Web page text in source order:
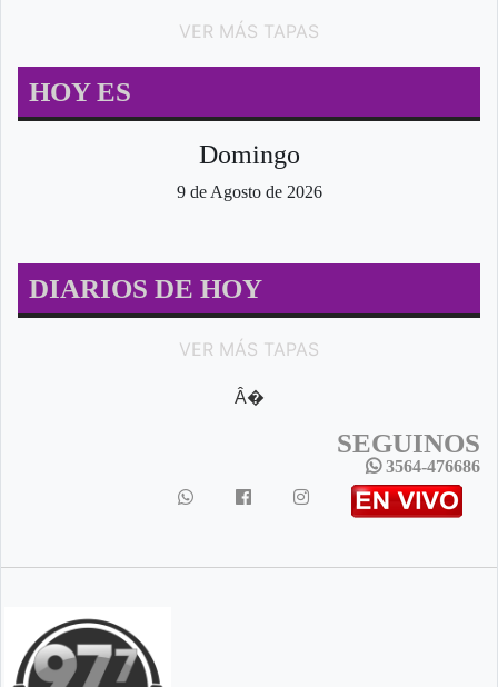
VER MÁS TAPAS
HOY ES
Domingo
9 de Agosto de 2026
DIARIOS DE HOY
VER MÁS TAPAS
Â�
SEGUINOS
3564-476686